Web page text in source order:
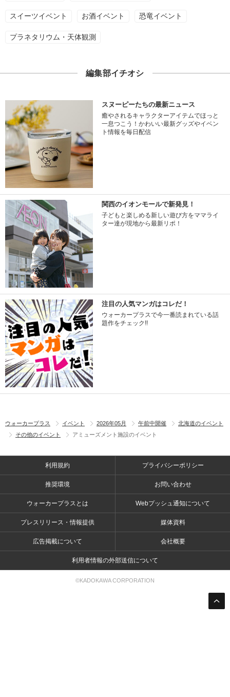
スイーツイベント お酒イベント 恐竜イベント
プラネタリウム・天体観測
編集部イチオシ
スヌーピーたちの最新ニュース
癒やされるキャラクターアイテムでほっと
一息つこう！かわいい最新グッズやイベン
ト情報を毎日配信
関西のイオンモールで新発見！
子どもと楽しめる新しい遊び方をママライ
ター達が現地から最新リポ！
注目の人気マンガはコレだ！
ウォーカープラスで今一番読まれている話
題作をチェック!!
ウォーカープラス イベント 2026年05月 午前中開催
北海道のイベント
その他のイベント
アミューズメント施設のイベント
利用規約 プライバシーポリシー
推奨環境 お問い合わせ
ウォーカープラスとは Webプッシュ通知について
プレスリリース・情報提供 媒体資料
広告掲載について 会社概要
利用者情報の外部送信について
©KADOKAWA CORPORATION